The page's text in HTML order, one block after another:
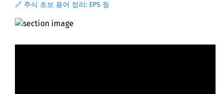
🔗 주식 초보 용어 정리: EPS 등